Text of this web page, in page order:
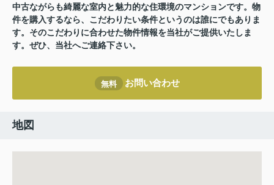
中古ながらも綺麗な室内と魅力的な住環境のマンションです。物
件を購入するなら、こだわりたい条件というのは誰にでもありま
す。そのこだわりに合わせた物件情報を当社がご提供いたしま
す。ぜひ、当社へご連絡下さい。
無料 お問い合わせ
地図